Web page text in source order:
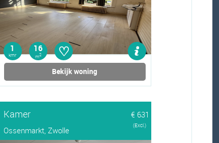
1
kmr
16
m2 ♡
Bekijk woning
Kamer
€ 631
Ossenmarkt, Zwolle
(Excl.)